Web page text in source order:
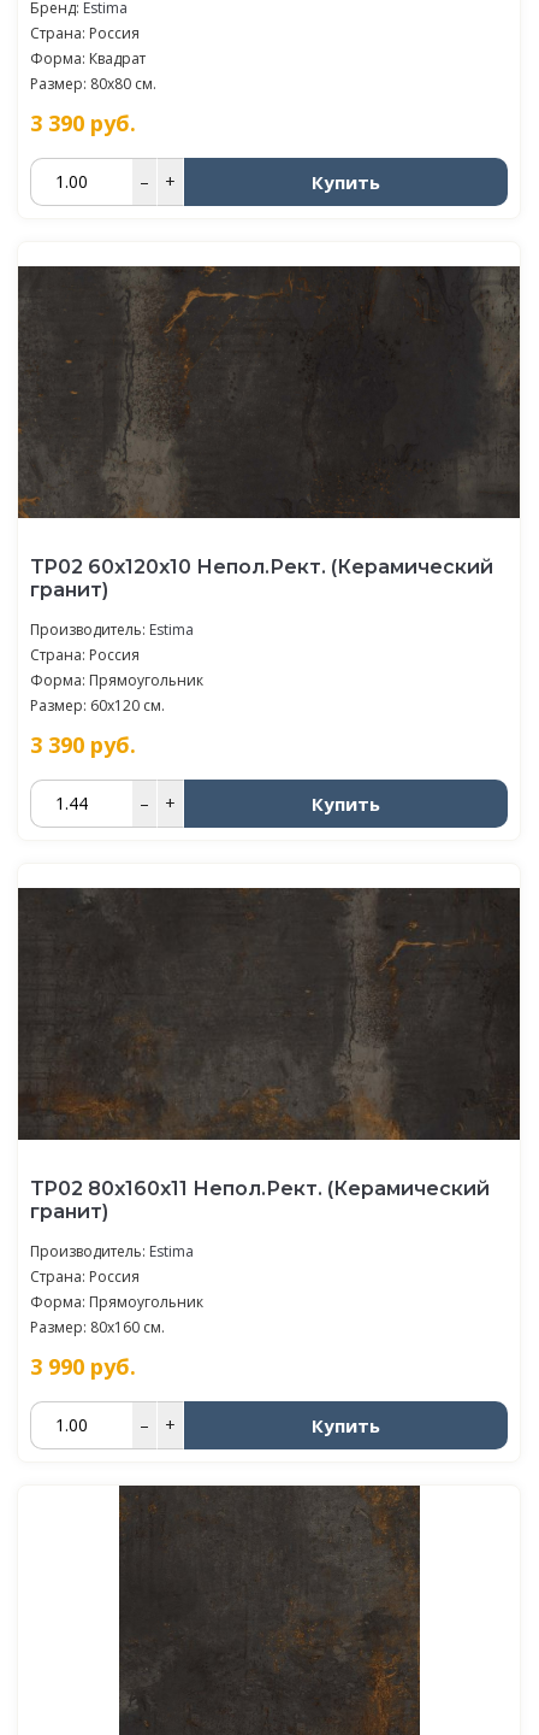
Бренд: Estima
Страна: Россия
Форма: Квадрат
Размер: 80x80 см.
3 390 руб.
– + Купить
TP02 60x120x10 Непол.Рект. (Керамический
гранит)
Производитель: Estima
Страна: Россия
Форма: Прямоугольник
Размер: 60x120 см.
3 390 руб.
– + Купить
TP02 80x160x11 Непол.Рект. (Керамический
гранит)
Производитель: Estima
Страна: Россия
Форма: Прямоугольник
Размер: 80x160 см.
3 990 руб.
– + Купить